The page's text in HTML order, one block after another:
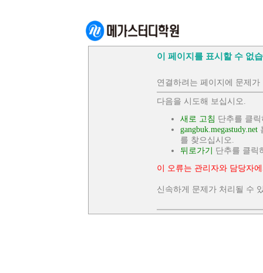
이 페이지를 표시할 수 없
연결하려는 페이지에 문제
다음을 시도해 보십시오.
새로 고침 단추를 클
gangbuk.megastudy.net
를 찾으십시오.
뒤로가기
단추를 클릭
이 오류는 관리자와 담당자
신속하게 문제가 처리될 수